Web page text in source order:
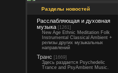
Разделы новостей
Расслабляющая и духовная
музыка [1261]
New Age Ethnic Meditation Folk
Instrumental Classical Ambient +
релизы других музыкальных
направлений
Транс [1669]
Здесь раздается Psychedelic
Trance and PsyAmbient Music.